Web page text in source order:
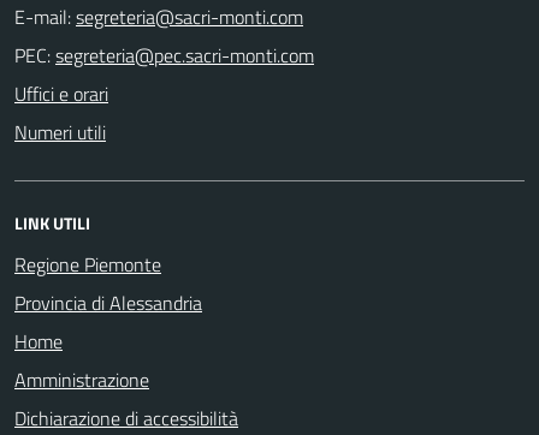
E-mail:
PEC:
Uffici e orari
Numeri utili
LINK UTILI
Regione Piemonte
Provincia di Alessandria
Home
Amministrazione
Dichiarazione di accessibilità